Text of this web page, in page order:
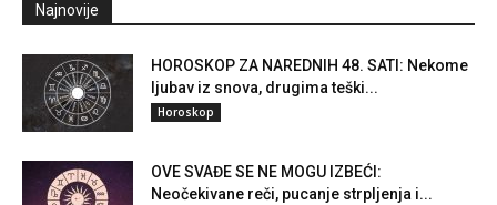
Najnovije
HOROSKOP ZA NAREDNIH 48. SATI: Nekome
ljubav iz snova, drugima teški...
Horoskop
OVE SVAĐE SE NE MOGU IZBEĆI:
Neočekivane reči, pucanje strpljenja i...